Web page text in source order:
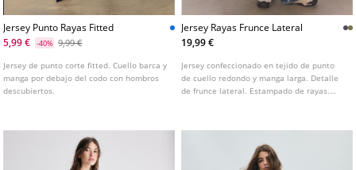
Jersey Punto Rayas Fitted
5,99 €
-40% 9,99 €
Jersey de punto corte fitted. Cuello barca y
manga por debajo del codo con hombros
descubiertos.
Jersey Rayas Frunce Lateral
19,99 €
Jersey confeccionado en tejido de punto
de cuello redondo y manga larga. Detalle
de frunce lateral. Estampado de rayas.